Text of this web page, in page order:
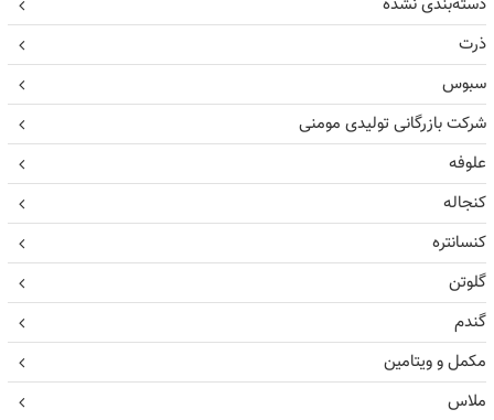
ذرت
سبوس
شرکت بازرگانی تولیدی مومنی
علوفه
کنجاله
کنسانتره
گلوتن
گندم
مکمل و ویتامین
ملاس